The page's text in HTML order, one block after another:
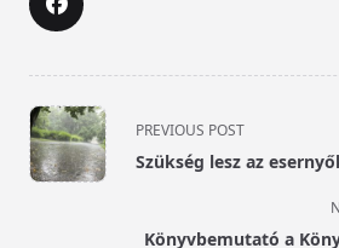
<span
class="nav-
subtitle
PREVIOUS POST
Szükség lesz az
Könyvbemutató a